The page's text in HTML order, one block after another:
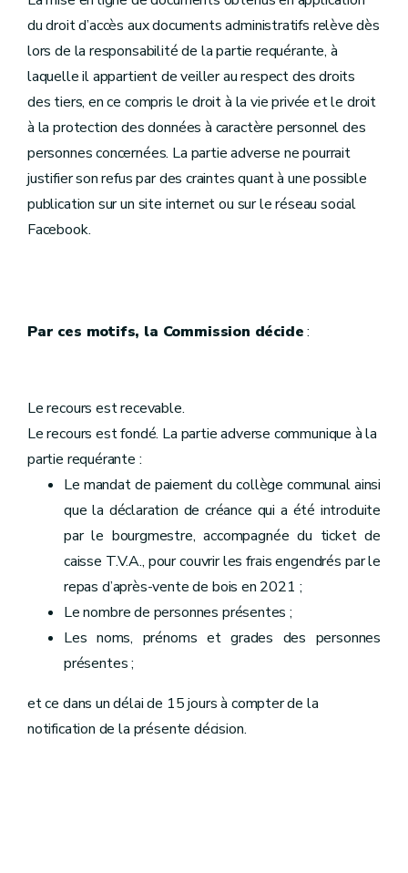
du droit d’accès aux documents administratifs relève dès
lors de la responsabilité de la partie requérante, à
laquelle il appartient de veiller au respect des droits
des tiers, en ce compris le droit à la vie privée et le droit
à la protection des données à caractère personnel des
personnes concernées. La partie adverse ne pourrait
justifier son refus par des craintes quant à une possible
publication sur un site internet ou sur le réseau social
Facebook.
Par ces motifs, la Commission décide:
Le recours est recevable.
Le recours est fondé. La partie adverse communique à la
partie requérante :
Le mandat de paiement du collège communal ainsi
que la déclaration de créance qui a été introduite
par le bourgmestre,accompagnée du ticket de
caisse T.V.A., pour couvrir les frais engendrés par le
repas d’après-vente de bois en 2021 ;
Le nombre de personnes présentes ;
Les noms, prénoms et grades des personnes
présentes ;
et ce dans un délai de 15 jours à compter de la
notification de la présente décision.